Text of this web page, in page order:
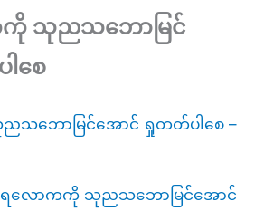
ကို သုညသဘောမြင်
စေ
သဘောမြင်အောင် ရှုတတ်ပါစေ –
ါရလောကကို သုညသဘောမြင်အောင်